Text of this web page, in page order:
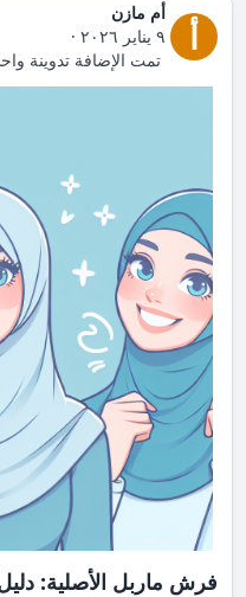
أ
أم مازن
٩ يناير ٢٠٢٦
·
تمت الإضافة تدوينة
فرش ماربل الأصلية: